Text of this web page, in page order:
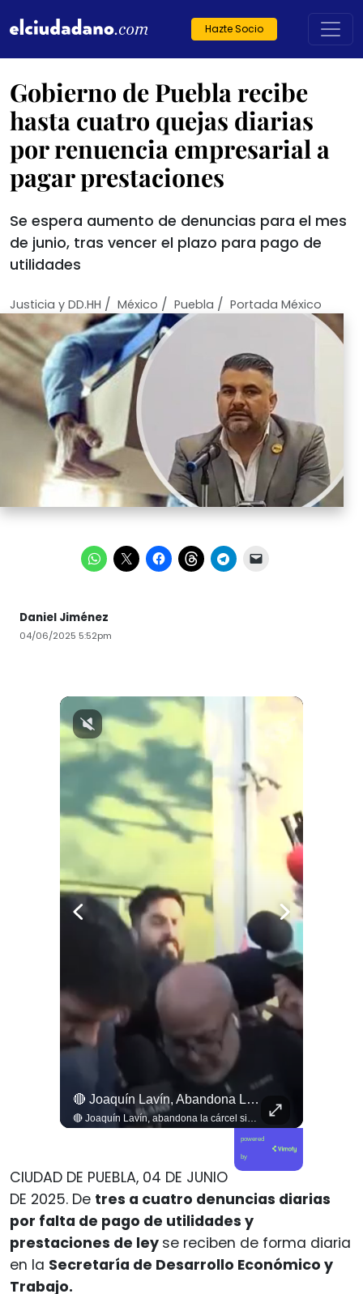
Hazte Socio
Gobierno de Puebla recibe
hasta cuatro quejas diarias
por renuencia empresarial a
pagar prestaciones
Se espera aumento de denuncias para el mes
de junio, tras vencer el plazo para pago de
utilidades
Justicia y DD.HH / México / Puebla / Portada México
Daniel Jiménez
04/06/2025 5:52pm
🔴 Joaquín Lavín, Abandona La Cárcel Sin Hacer Declaraciones
🔴 Joaquín Lavín, abandona la cárcel sin hacer declaraciones
powered
by
CIUDAD DE PUEBLA, 04 DE JUNIO
DE 2025. De tres a cuatro denuncias diarias
por falta de pago de utilidades y
prestaciones de ley se reciben de forma diaria
en la Secretaría de Desarrollo Económico y
Trabajo.